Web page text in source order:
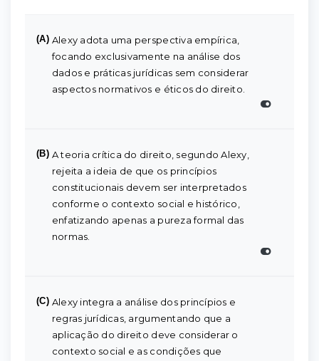
(A) Alexy adota uma perspectiva empírica,
focando exclusivamente na análise dos
dados e práticas jurídicas sem considerar
aspectos normativos e éticos do direito.
(B) A teoria crítica do direito, segundo Alexy,
rejeita a ideia de que os princípios
constitucionais devem ser interpretados
conforme o contexto social e histórico,
enfatizando apenas a pureza formal das
normas.
(C) Alexy integra a análise dos princípios e
regras jurídicas, argumentando que a
aplicação do direito deve considerar o
contexto social e as condições que